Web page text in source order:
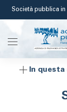
Salta
contenuto
principale
Società pubblica in
In